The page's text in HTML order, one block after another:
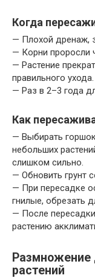
Когда
— Плохой дренаж,
— Корни проросли
— Растение
правильного ухода.
— Раз в 2–3 года
Как
— Выбирать
небольших
слишком сильно.
— Обновить грунт
— При пересадке
гнилые, обрезать
— После
растению
растений